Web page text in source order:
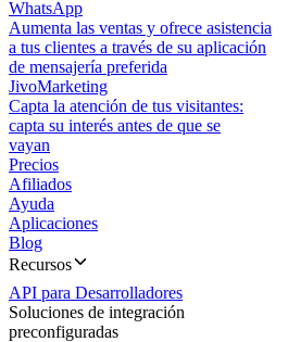
WhatsApp
Aumenta las ventas y ofrece asistencia
a tus clientes a través de su aplicación
de mensajería preferida
JivoMarketing
Capta la atención de tus visitantes:
capta su interés antes de que se
vayan
Precios
Afiliados
Ayuda
Aplicaciones
Blog
Recursos
API para Desarrolladores
Soluciones de integración
preconfiguradas